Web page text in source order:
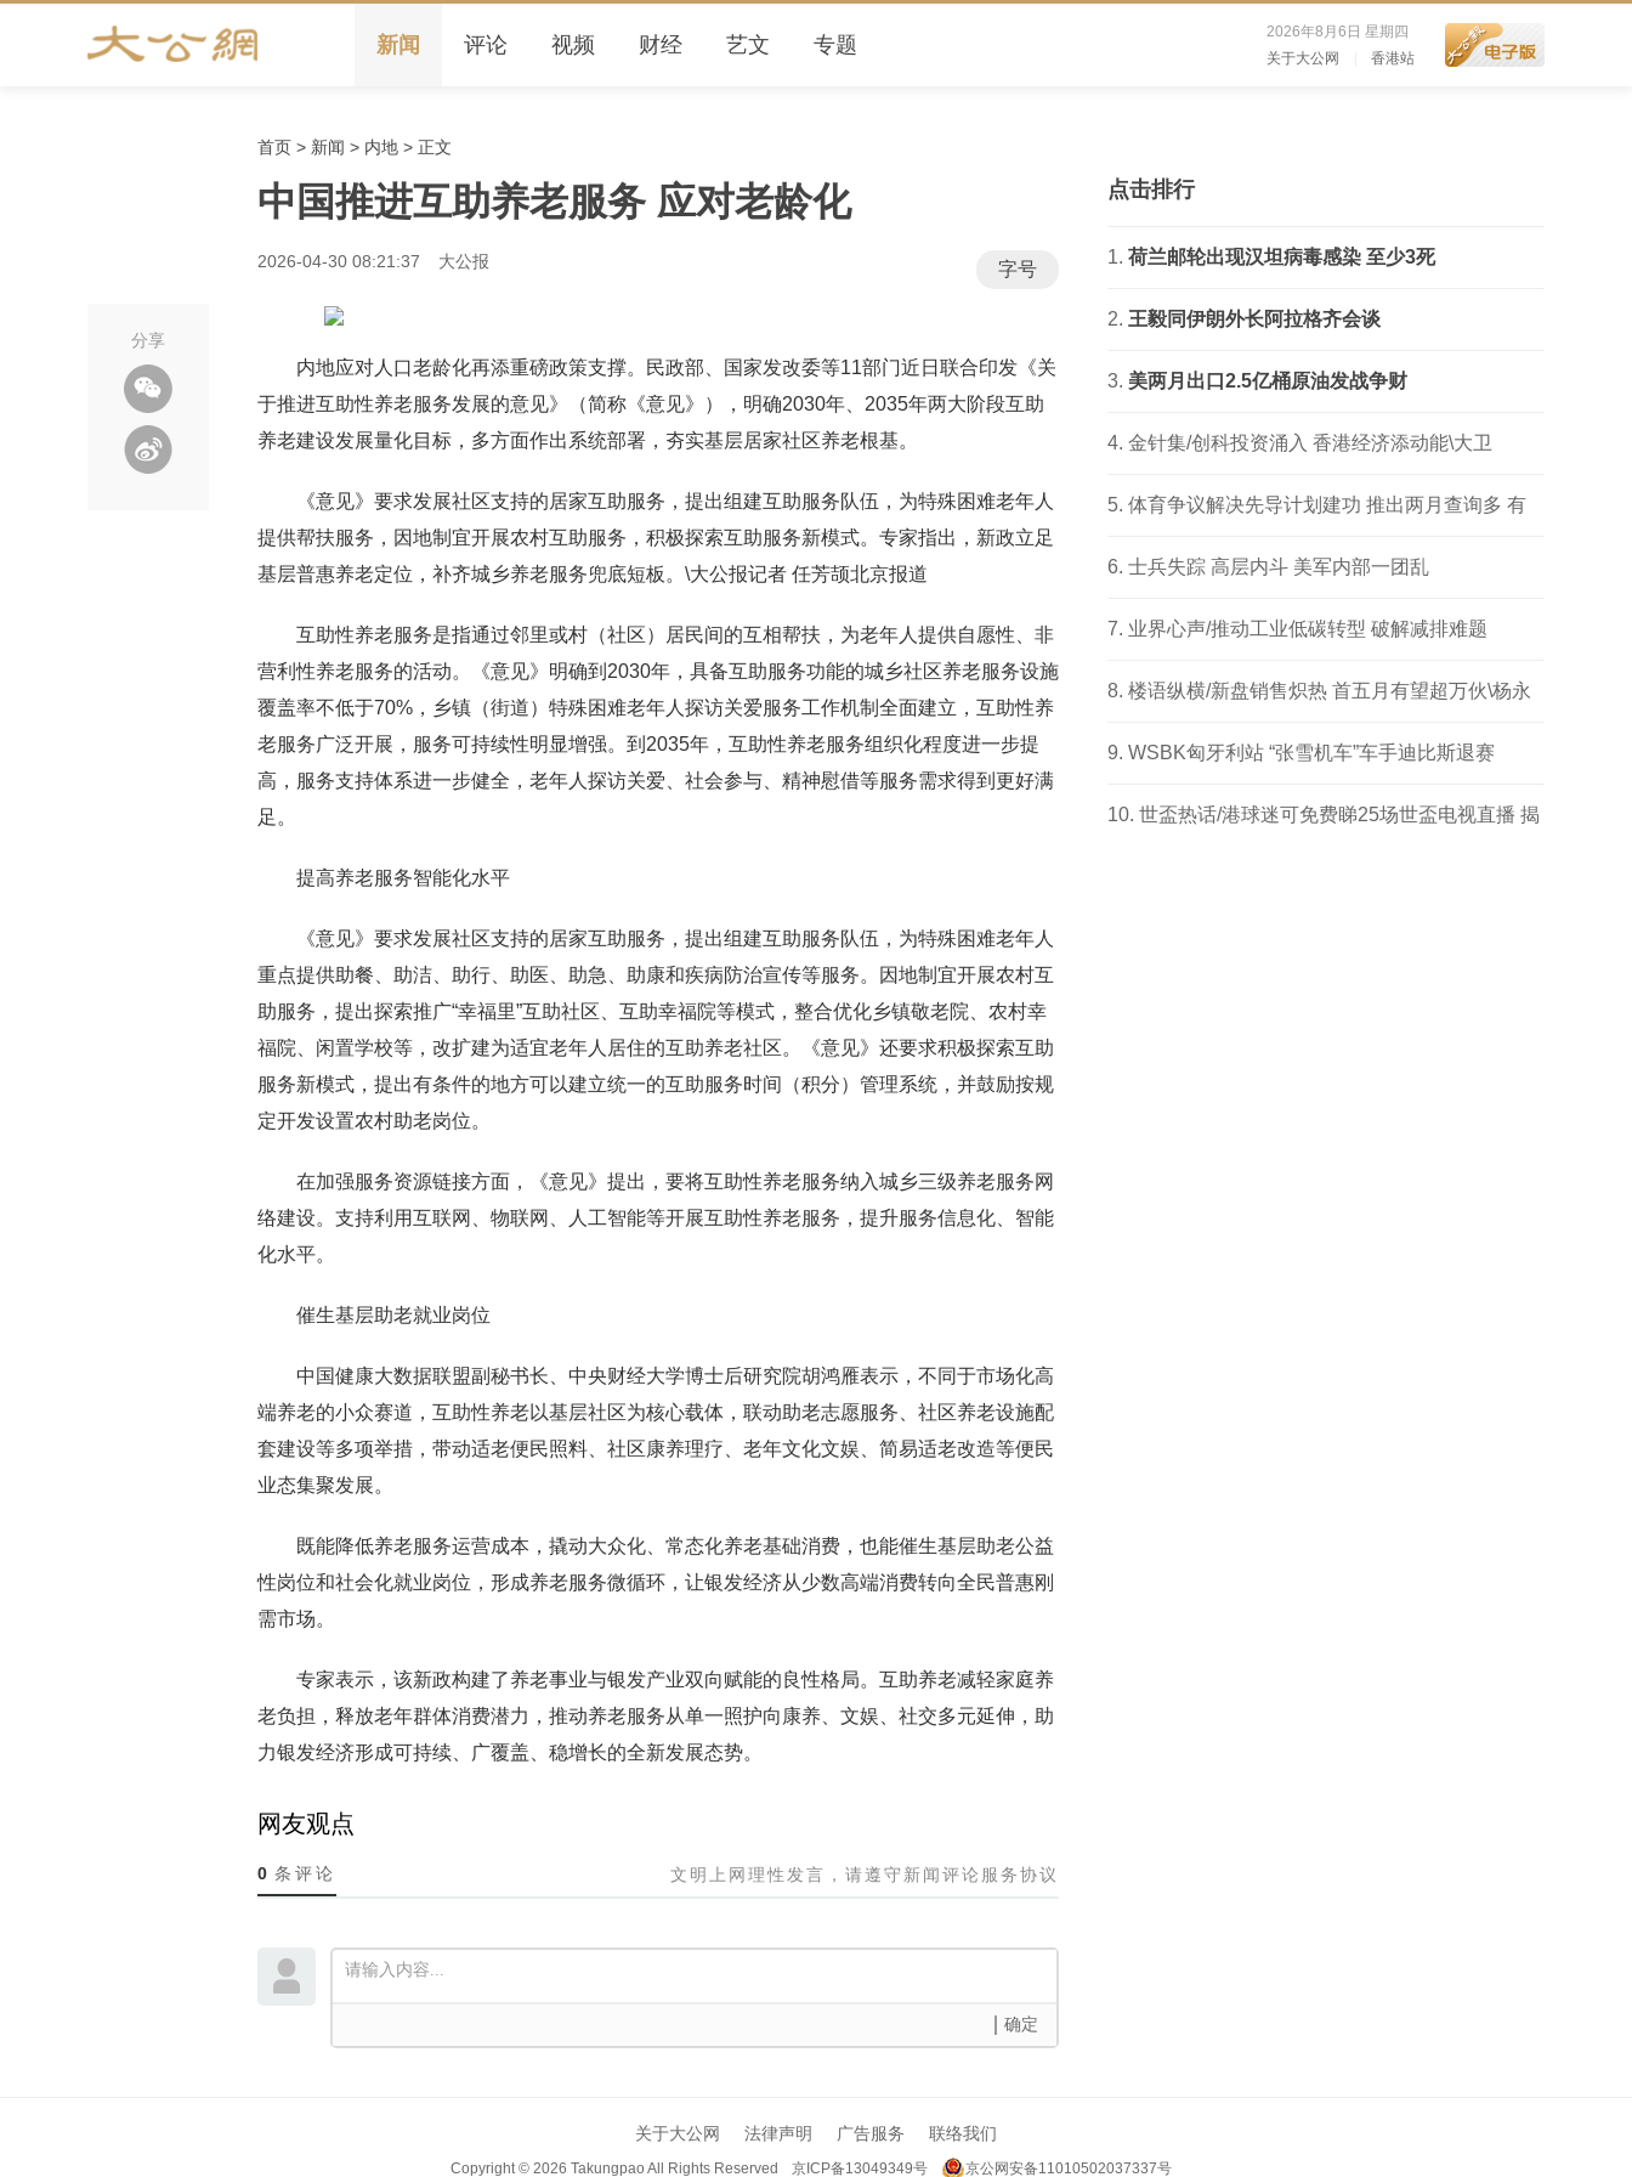
2026年8月6日 星期四
关于大公网
香港站
新闻 评论 视频 财经 艺文 专题
首页 > 新闻 > 内地 > 正文
中国推进互助养老服务 应对老龄化
2026-04-30 08:21:37 大公报 字号
分享
内地应对人口老龄化再添重磅政策支撑。民政部、国家发改委等11部门近日联合印发《关
于推进互助性养老服务发展的意见》（简称《意见》），明确2030年、2035年两大阶段互助
养老建设发展量化目标，多方面作出系统部署，夯实基层居家社区养老根基。
《意见》要求发展社区支持的居家互助服务，提出组建互助服务队伍，为特殊困难老年人
提供帮扶服务，因地制宜开展农村互助服务，积极探索互助服务新模式。专家指出，新政立足
基层普惠养老定位，补齐城乡养老服务兜底短板。\大公报记者 任芳颉北京报道
互助性养老服务是指通过邻里或村（社区）居民间的互相帮扶，为老年人提供自愿性、非
营利性养老服务的活动。《意见》明确到2030年，具备互助服务功能的城乡社区养老服务设施
覆盖率不低于70%，乡镇（街道）特殊困难老年人探访关爱服务工作机制全面建立，互助性养
老服务广泛开展，服务可持续性明显增强。到2035年，互助性养老服务组织化程度进一步提
高，服务支持体系进一步健全，老年人探访关爱、社会参与、精神慰借等服务需求得到更好满
足。
提高养老服务智能化水平
《意见》要求发展社区支持的居家互助服务，提出组建互助服务队伍，为特殊困难老年人
重点提供助餐、助洁、助行、助医、助急、助康和疾病防治宣传等服务。因地制宜开展农村互
助服务，提出探索推广“幸福里”互助社区、互助幸福院等模式，整合优化乡镇敬老院、农村幸
福院、 闲置学校等，改扩建为适宜老年人居住的互助养老社区。《意见》还要求积极探索互助
服务新模式，提出有条件的地方可以建立统一的互助服务时间（积分）管理系统，并鼓励按规
定开发设置农村助老岗位。
在加强服务资源链接方面，《意见》提出，要将互助性养老服务纳入城乡三级养老服务网
络建设。支持利用互联网、物联网、人工智能等开展互助性养老服务，提升服务信息化、智能
化水平。
催生基层助老就业岗位
中国健康大数据联盟副秘书长、中央财经大学博士后研究院胡鸿雁表示，不同于市场化高
端养老的小众赛道，互助性养老以基层社区为核心载体，联动助老志愿服务、社区养老设施配
套建设等多项举措，带动适老便民照料、社区康养理疗、老年文化文娱、简易适老改造等便民
业态集聚发展。
既能降低养老服务运营成本，撬动大众化、常态化养老基础消费，也能催生基层助老公益
性岗位和社会化就业岗位，形成养老服务微循环，让银发经济从少数高端消费转向全民普惠刚
需市场。
专家表示，该新政构建了养老事业与银发产业双向赋能的良性格局。互助养老减轻家庭养
老负担，释放老年群体消费潜力，推动养老服务从单一照护向康养、文娱、社交多元延伸，助
力银发经济形成可持续、广覆盖、稳增长的全新发展态势。
网友观点
0 条评论 文明上网理性发言，请遵守新闻评论服务协议
确定
点击排行
荷兰邮轮出现汉坦病毒感染 至少3死
王毅同伊朗外长阿拉格齐会谈
美两月出口2.5亿桶原油发战争财
金针集/创科投资涌入 香港经济添动能\大卫
体育争议解决先导计划建功 推出两月查询多 有
成功个案
士兵失踪 高层内斗 美军内部一团乱
业界心声/推动工业低碳转型 破解减排难题
楼语纵横/新盘销售炽热 首五月有望超万伙\杨永
健 WSBK匈牙利站 “张雪机车”车手迪比斯退赛
世盃热话/港球迷可免费睇25场世盃电视直播 揭
关于大公网 法律声明 广告服务 联络我们
Copyright © 2026 Takungpao All Rights Reserved 京ICP备13049349号 京公网安备11010502037337号